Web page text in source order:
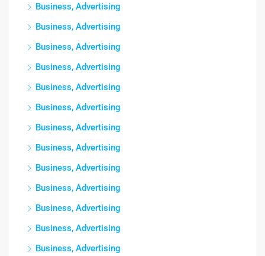
Business, Advertising
Business, Advertising
Business, Advertising
Business, Advertising
Business, Advertising
Business, Advertising
Business, Advertising
Business, Advertising
Business, Advertising
Business, Advertising
Business, Advertising
Business, Advertising
Business, Advertising